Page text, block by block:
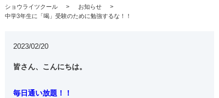
ショウライツクール
お知らせ
中学3年生に「喝」受験のために勉強するな！！
2023/02/20
皆さん、こんにちは。
毎日通い放題！！